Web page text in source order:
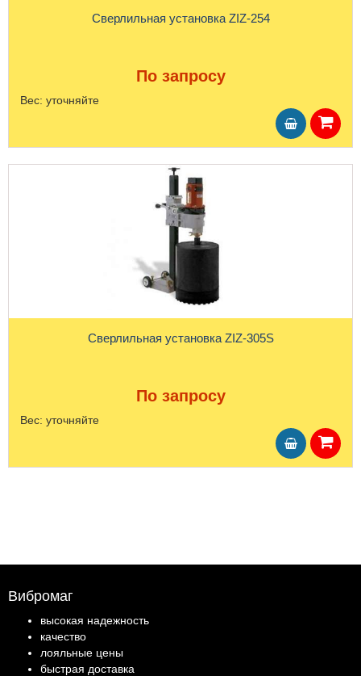
Сверлильная установка ZIZ-254
По запросу
Вес: уточняйте
Сверлильная установка ZIZ-305S
По запросу
Вес: уточняйте
Вибромаг
высокая надежность
качество
лояльные цены
быстрая доставка